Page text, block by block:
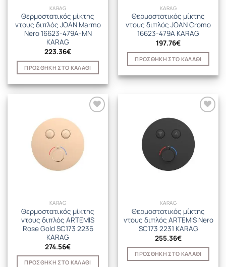
KARAG
Θερμοστατικός μίκτης
ντους διπλός JOAN Marmo
Nero 16623-479A-MN
KARAG
223.36€
ΠΡΟΣΘΉΚΗ ΣΤΟ ΚΑΛΆΘΙ
KARAG
Θερμοστατικός μίκτης
ντους διπλός JOAN Cromo
16623-479A KARAG
197.76€
ΠΡΟΣΘΉΚΗ ΣΤΟ ΚΑΛΆΘΙ
KARAG
Θερμοστατικός μίκτης
ντους διπλός ARTEMIS
Rose Gold SC173 2236
KARAG
274.56€
ΠΡΟΣΘΉΚΗ ΣΤΟ ΚΑΛΆΘΙ
KARAG
Θερμοστατικός μίκτης
ντους διπλός ARTEMIS Nero
SC173 2231 KARAG
255.36€
ΠΡΟΣΘΉΚΗ ΣΤΟ ΚΑΛΆΘΙ